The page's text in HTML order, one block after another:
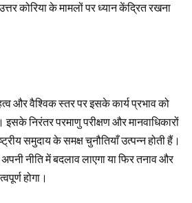
कोरिया के मामलों पर ध्यान केंद्रित रखना
और वैश्विक स्तर पर इसके कार्य प्रभाव को
निरंतर परमाणु परीक्षण और मानवाधिकारों
समुदाय के समक्ष चुनौतियाँ उत्पन्न होती हैं।
अपनी नीति में बदलाव लाएगा या फिर तनाव और
होगा।